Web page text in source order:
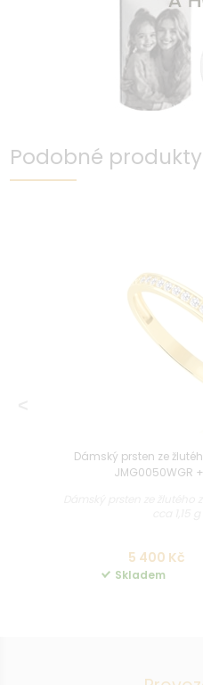
Podobné produkty
Dámský prsten ze
JMG0050WGR +
5 400 Kč
Skladem